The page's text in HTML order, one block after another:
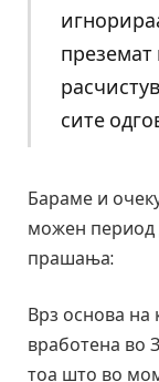
преземат
сите
Бараме и
можен период
прашања:
Врз основа на
вработена во
тоа што во